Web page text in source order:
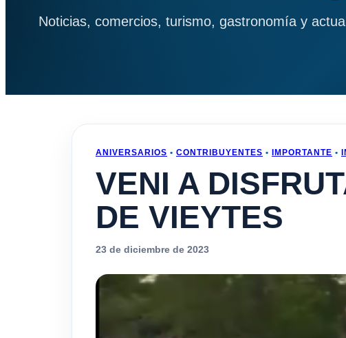
Noticias, comercios, turismo, gastronomía y
ANIVERSARIOS • CONTRIBUYENTES • IMPORTANTE •
VENI A
DE VIEYTES
23 de diciembre de 2023